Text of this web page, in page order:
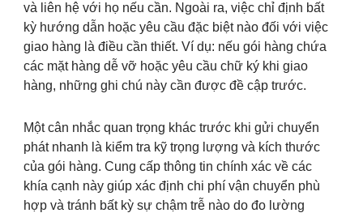
và liên hệ với họ nếu cần. Ngoài ra, việc chỉ định bất
kỳ hướng dẫn hoặc yêu cầu đặc biệt nào đối với việc
giao hàng là điều cần thiết. Ví dụ: nếu gói hàng chứa
các mặt hàng dễ vỡ hoặc yêu cầu chữ ký khi giao
hàng, những ghi chú này cần được đề cập trước.
Một cân nhắc quan trọng khác trước khi gửi chuyển
phát nhanh là kiểm tra kỹ trọng lượng và kích thước
của gói hàng. Cung cấp thông tin chính xác về các
khía cạnh này giúp xác định chi phí vận chuyển phù
hợp và tránh bất kỳ sự chậm trễ nào do đo lường